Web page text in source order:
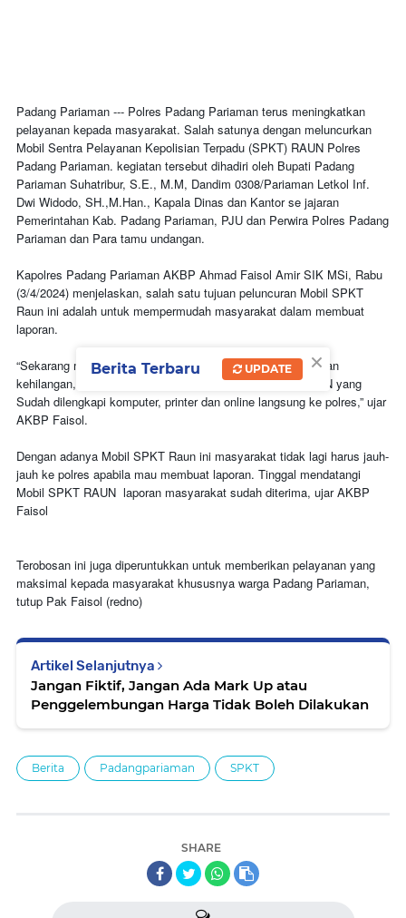
Padang Pariaman --- Polres Padang Pariaman terus meningkatkan
pelayanan kepada masyarakat. Salah satunya dengan meluncurkan
Mobil Sentra Pelayanan Kepolisian Terpadu (SPKT) RAUN Polres
Padang Pariaman. kegiatan tersebut dihadiri oleh Bupati Padang
Pariaman Suhatribur, S.E., M.M, Dandim 0308/Pariaman Letkol Inf.
Dwi Widodo, SH.,M.Han., Kapala Dinas dan Kantor se jajaran
Pemerintahan Kab. Padang Pariaman, PJU dan Perwira Polres Padang
Pariaman dan Para tamu undangan.
Kapolres Padang Pariaman AKBP Ahmad Faisol Amir SIK MSi, Rabu
(3/4/2024) menjelaskan, salah satu tujuan peluncuran Mobil SPKT
Raun ini adalah untuk mempermudah masyarakat dalam membuat
laporan.
“Sekarang masyarakat bisa membuat Laporan seperti laporan
kehilangan, perpanjangan SKCK melalui Mobil SPKT RAUN yang
Sudah dilengkapi komputer, printer dan online langsung ke polres,” ujar
AKBP Faisol.
Dengan adanya Mobil SPKT Raun ini masyarakat tidak lagi harus jauh-
jauh ke polres apabila mau membuat laporan. Tinggal mendatangi
Mobil SPKT RAUN laporan masyarakat sudah diterima, ujar AKBP
Faisol
Terobosan ini juga diperuntukkan untuk memberikan pelayanan yang
maksimal kepada masyarakat khususnya warga Padang Pariaman,
tutup Pak Faisol (redno)
Artikel Selanjutnya
Jangan Fiktif, Jangan Ada Mark Up atau
Penggelembungan Harga Tidak Boleh Dilakukan
Berita Padangpariaman SPKT
SHARE
×
Berita Terbaru UPDATE